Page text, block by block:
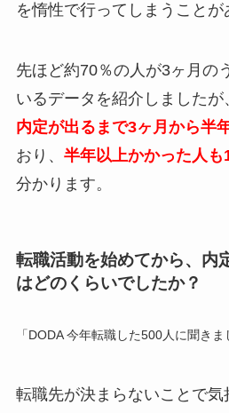
を惰性で行ってしまうことが
先ほど約70％の人が3ヶ月の
いるデータを紹介しました
内定が出るまで3ヶ月から半
おり、 半年以上かかった人も
分かります。
転職活動を始めてから、内
はどのくらいでしたか？
「DODA 今年転職した500人に聞きま
転職先が決まらないことで